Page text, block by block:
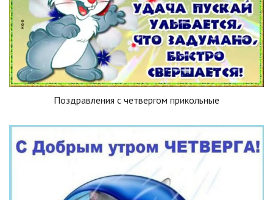
Поздравления с четвергом прикольные